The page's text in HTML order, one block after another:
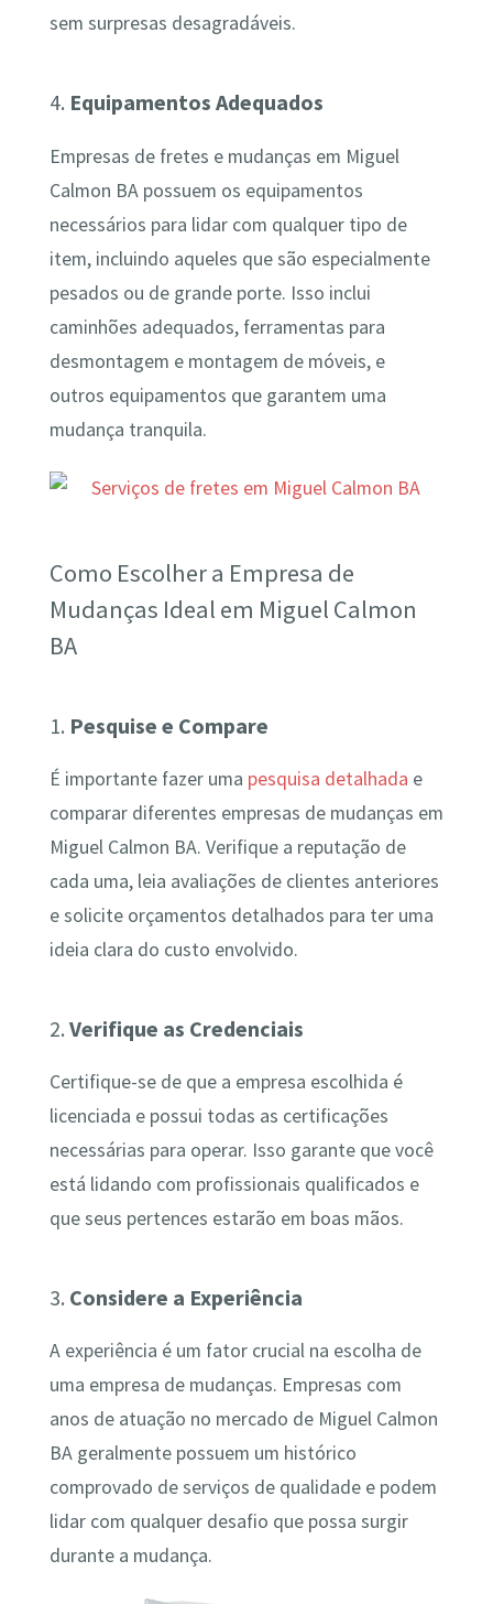
sem surpresas desagradáveis.
4. Equipamentos Adequados
Empresas de fretes e mudanças em Miguel
Calmon BA possuem os equipamentos
necessários para lidar com qualquer tipo de
item, incluindo aqueles que são especialmente
pesados ou de grande porte. Isso inclui
caminhões adequados, ferramentas para
desmontagem e montagem de móveis, e
outros equipamentos que garantem uma
mudança tranquila.
Como Escolher a Empresa de
Mudanças Ideal em Miguel Calmon
BA
1. Pesquise e Compare
É importante fazer uma pesquisa detalhada e
comparar diferentes empresas de mudanças em
Miguel Calmon BA. Verifique a reputação de
cada uma, leia avaliações de clientes anteriores
e solicite orçamentos detalhados para ter uma
ideia clara do custo envolvido.
2. Verifique as Credenciais
Certifique-se de que a empresa escolhida é
licenciada e possui todas as certificações
necessárias para operar. Isso garante que você
está lidando com profissionais qualificados e
que seus pertences estarão em boas mãos.
3. Considere a Experiência
A experiência é um fator crucial na escolha de
uma empresa de mudanças. Empresas com
anos de atuação no mercado de Miguel Calmon
BA geralmente possuem um histórico
comprovado de serviços de qualidade e podem
lidar com qualquer desafio que possa surgir
durante a mudança.